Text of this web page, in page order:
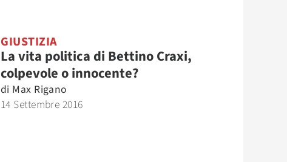
GIUSTIZIA
La vita politica di Bettino Craxi,
colpevole o innocente?
di Max Rigano
14 Settembre 2016